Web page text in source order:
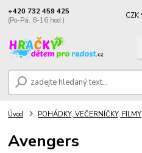
CZK
+420 732 459 425
(Po-Pá, 8-16 hod.)
Úvod POHÁDKY, VEČERNÍČKY, FILMY
Avengers